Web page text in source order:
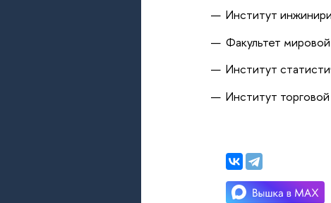
Институт
Факультет
Институт
Институт